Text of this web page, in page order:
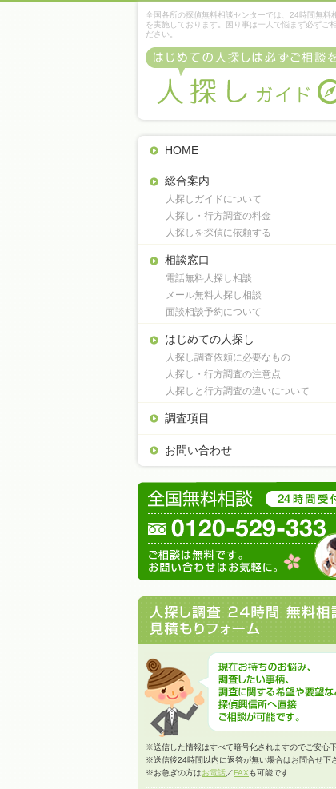
全国各所の探偵無料相談センターでは、24時間無料
を実施しております。困り事は一人で悩まず必ずご
ださい。
HOME
総合案内
人探しガイドについて
人探し・行方調査の料金
人探しを探偵に依頼する
相談窓口
電話無料人探し相談
メール無料人探し相談
面談相談予約について
はじめての人探し
人探し調査依頼に必要なもの
人探し・行方調査の注意点
人探しと行方調査の違いについて
調査項目
お問い合わせ
※送信した情報はすべて暗号化されますのでご安心
※送信後24時間以内に返答が無い場合はお問合せ下
※お急ぎの方はお電話 ／FAX も可能です